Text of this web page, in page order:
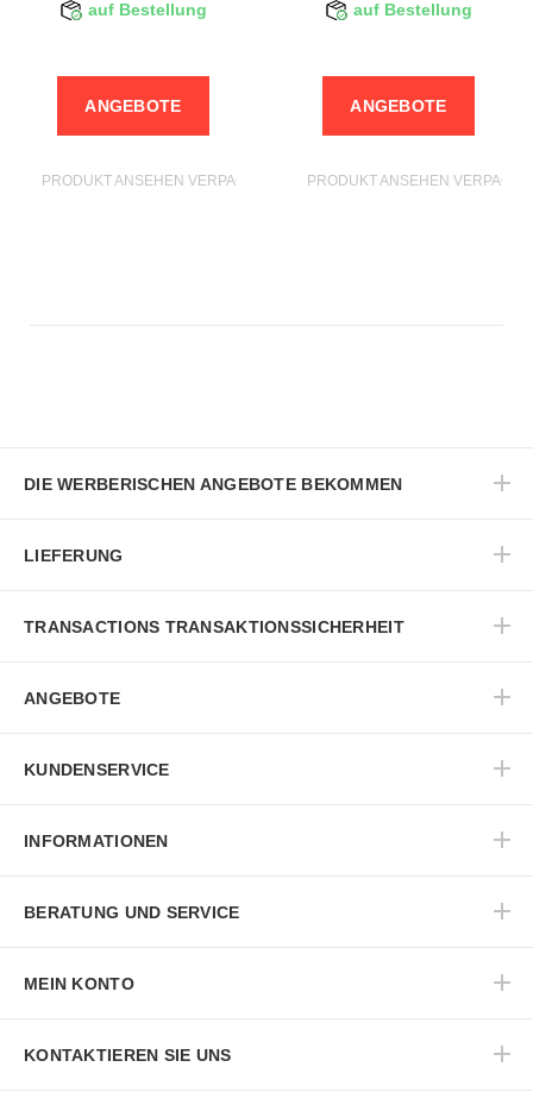
auf Bestellung
ANGEBOTE
PRODUKT ANSEHEN VERPACKUNGEN MASSGESCHNEIDERT
auf Bestellung
ANGEBOTE
PRODUKT ANSEHEN
DIE WERBERISCHEN ANGEBOTE BEKOMMEN
LIEFERUNG
TRANSACTIONS TRANSAKTIONSSICHERHEIT
ANGEBOTE
KUNDENSERVICE
INFORMATIONEN
BERATUNG UND SERVICE
MEIN KONTO
KONTAKTIEREN SIE UNS